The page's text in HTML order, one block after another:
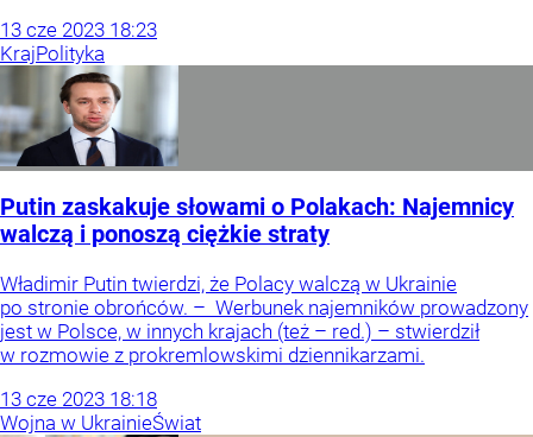
13 cze 2023 18:23
KrajPolityka
Putin zaskakuje słowami o Polakach: Najemnicy
walczą i ponoszą ciężkie straty
Władimir Putin twierdzi, że Polacy walczą w Ukrainie
po stronie obrońców. – Werbunek najemników prowadzony
jest w Polsce, w innych krajach (też – red.) – stwierdził
w rozmowie z prokremlowskimi dziennikarzami.
13 cze 2023 18:18
Wojna w UkrainieŚwiat